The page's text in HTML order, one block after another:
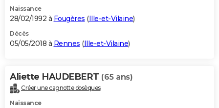
Naissance
28/02/1992 à Fougères (Ille-et-Vilaine)
Décès
05/05/2018 à Rennes (Ille-et-Vilaine)
Aliette HAUDEBERT (65 ans)
Créer une cagnotte obsèques
Naissance